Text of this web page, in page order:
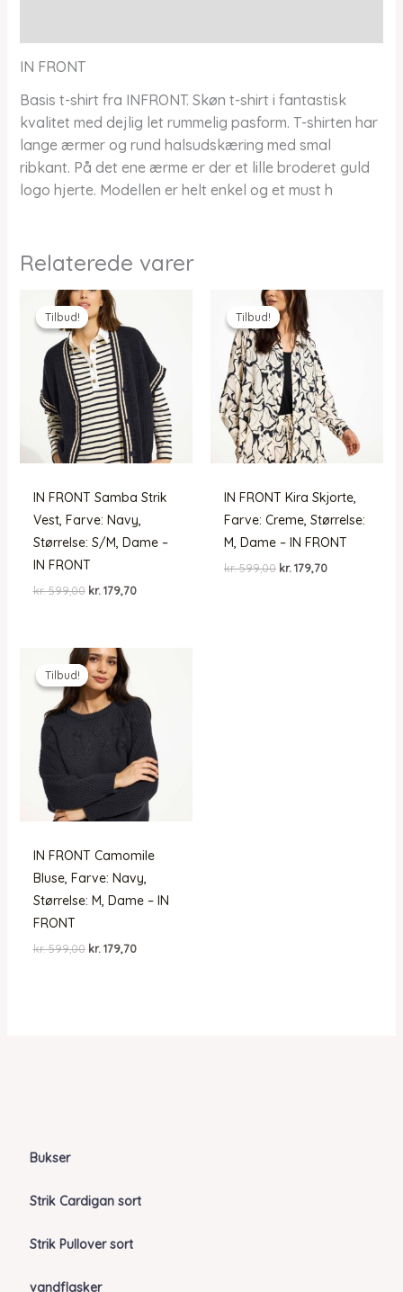
Bukser
Strik Cardigan sort
Strik Pullover sort
vandflasker
IN FRONT
Basis t-shirt fra INFRONT. Skøn t-shirt i fantastisk
kvalitet med dejlig let rummelig pasform. T-shirten har
lange ærmer og rund halsudskæring med smal
ribkant. På det ene ærme er der et lille broderet guld
logo hjerte. Modellen er helt enkel og et must h
Relaterede varer
Tilbud!
Tilbud!
IN FRONT Samba Strik
Vest, Farve: Navy,
Størrelse: S/M, Dame –
IN FRONT
kr.599,00 Den
kr. 599,00.
kr. 179,70Den
Tilbud!
Tilbud!
IN FRONT Kira Skjorte,
Farve: Creme, Størrelse:
M, Dame – IN FRONT
kr.599,00 Den
kr. 179,70Den
Tilbud!
Tilbud!
IN FRONT Camomile
Bluse, Farve: Navy,
Størrelse: M, Dame – IN
FRONT
kr.599,00 Den
kr. 179,70Den